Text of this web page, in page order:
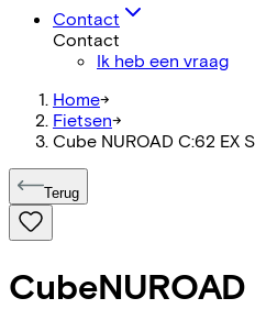
Contact
Contact
Ik heb een vraag
Home->
Fietsen->
Cube NUROAD C:62 EX
Terug
Cube